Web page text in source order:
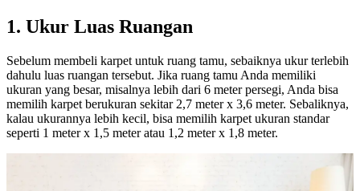
1. Ukur Luas Ruangan
Sebelum membeli karpet untuk ruang tamu, sebaiknya ukur terlebih
dahulu luas ruangan tersebut. Jika ruang tamu Anda memiliki
ukuran yang besar, misalnya lebih dari 6 meter persegi, Anda bisa
memilih karpet berukuran sekitar 2,7 meter x 3,6 meter. Sebaliknya,
kalau ukurannya lebih kecil, bisa memilih karpet ukuran standar
seperti 1 meter x 1,5 meter atau 1,2 meter x 1,8 meter.